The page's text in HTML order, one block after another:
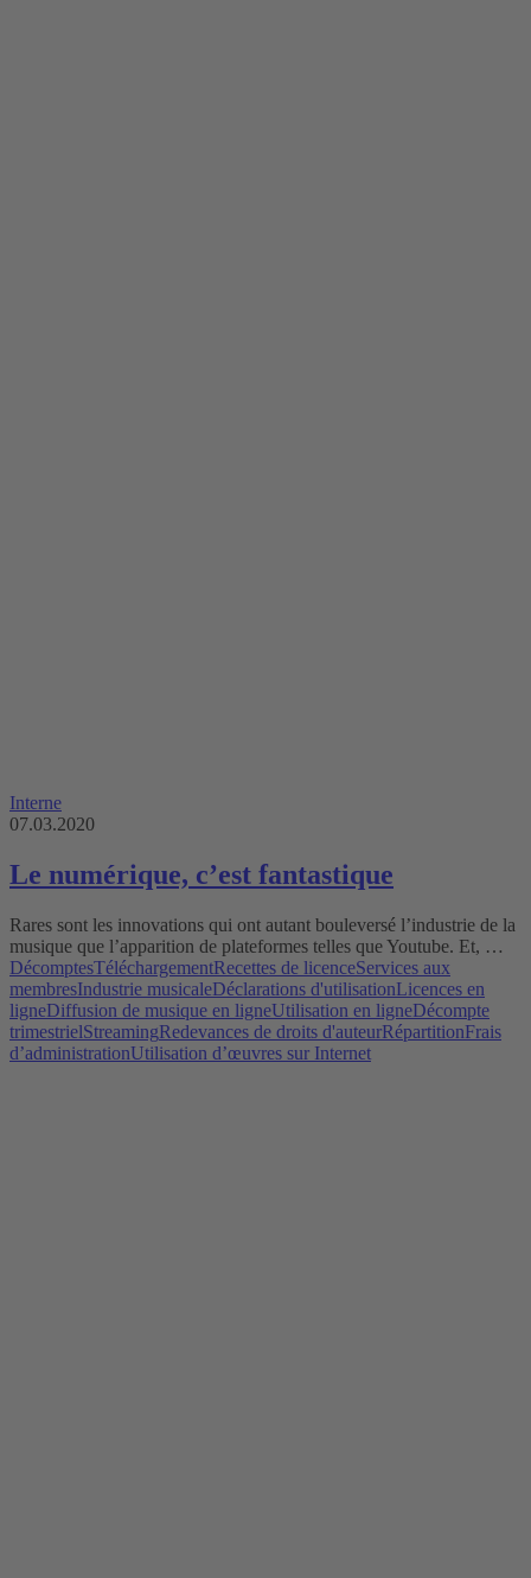
Interne
07.03.2020
Le numérique, c’est fantastique
Rares sont les innovations qui ont autant bouleversé l’industrie de la
musique que l’apparition de plateformes telles que Youtube. Et, …
DécomptesTéléchargementRecettes de licenceServices aux
membresIndustrie musicaleDéclarations d'utilisationLicences en
ligneDiffusion de musique en ligneUtilisation en ligneDécompte
trimestrielStreamingRedevances de droits d'auteurRépartitionFrais
d’administrationUtilisation d’œuvres sur Internet